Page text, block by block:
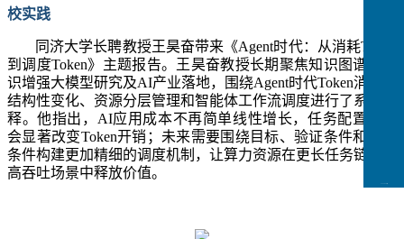
校实践
同济大学长聘教授王昊奋带来《Agent时代：从消耗Token
到调度Token》主题报告。王昊奋教授长期聚焦知识图谱与知
识增强大模型研究及AI产业落地，围绕Agent时代Token消耗的
结构性变化、资源分层管理和智能体工作流调度进行了系统阐
释。他指出，AI应用成本不再简单线性增长，任务配置差异
会显著改变Token开销；未来需要围绕目标、验证条件和约束
条件构建更加精细的调度机制，让算力资源在更长任务链和更
高吞吐场景中释放价值。